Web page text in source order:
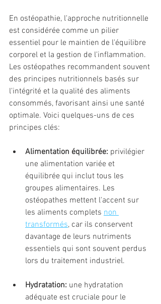
En ostéopathie, l'approche nutritionnelle
est considérée comme un pilier
essentiel pour le maintien de l'équilibre
corporel et la gestion de l'inflammation.
Les ostéopathes recommandent souvent
des principes nutritionnels basés sur
l'intégrité et la qualité des aliments
consommés, favorisant ainsi une santé
optimale. Voici quelques-uns de ces
principes clés:
Alimentation équilibrée: privilégier
une alimentation variée et
équilibrée qui inclut tous les
groupes alimentaires. Les
ostéopathes mettent l'accent sur
les aliments complets non
transformés, car ils conservent
davantage de leurs nutriments
essentiels qui sont souvent perdus
lors du traitement industriel.
Hydratation: une hydratation
adéquate est cruciale pour le